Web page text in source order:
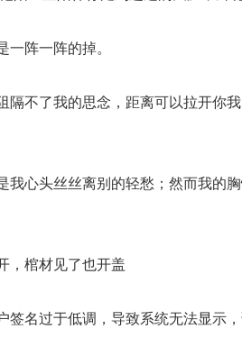
一阵一阵的掉。
隔不了我的思念，距离可以拉开你
我心头丝丝离别的轻愁；然而我的
，棺材见了也开盖
签名过于低调，导致系统无法显示，